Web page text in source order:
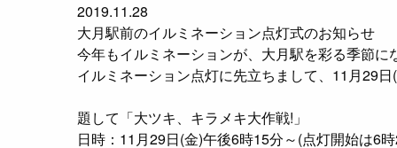
2019.11.28
大月駅前のイルミネーション点灯式のお知らせ
今年もイルミネーションが、大月駅を彩る季節に
イルミネーション点灯に先立ちまして、11月29
題して「大ツキ、キラメキ大作戦!」
日時：11月29日(金)午後6時15分～(点灯開始は6